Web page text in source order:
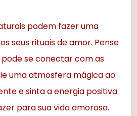
podem fazer uma
seus rituais de amor. Pense
se conectar com as
uma atmosfera mágica ao
e sinta a energia positiva
para sua vida amorosa.